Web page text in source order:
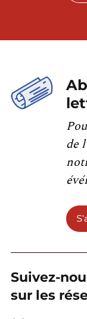
de
Suivez-
sur les